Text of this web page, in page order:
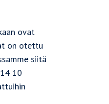
ovat
on otettu
siitä
10